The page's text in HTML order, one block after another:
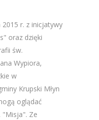
r. z inicjatywy
oraz dzięki
św.
Wypiora,
w
Krupski Młyn
oglądać
"Misja". Ze